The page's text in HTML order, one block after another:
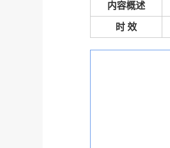
内容概述
时 效